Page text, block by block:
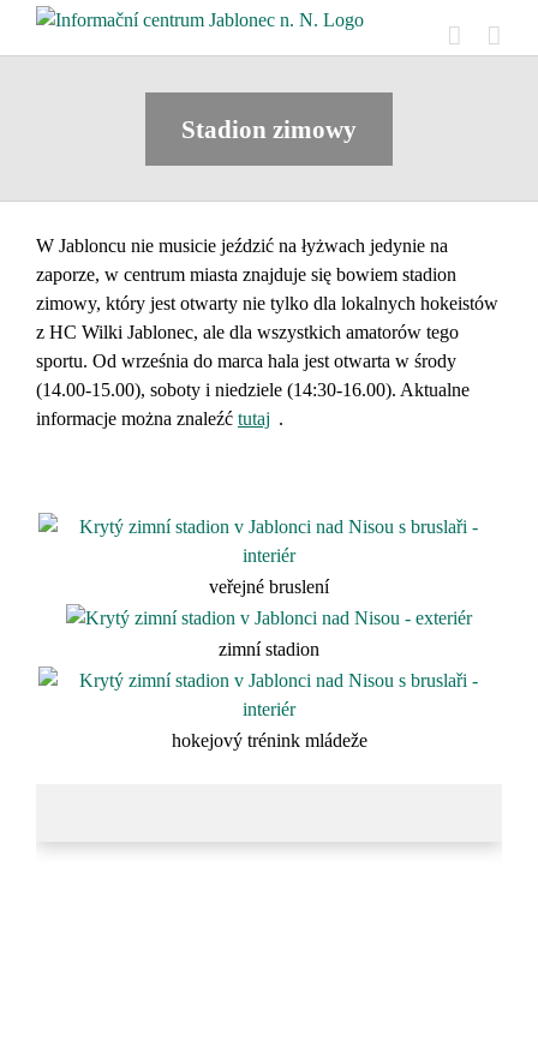
Stadion zimowy
W Jabloncu nie musicie jeździć na łyżwach jedynie na
zaporze, w centrum miasta znajduje się bowiem stadion
zimowy, który jest otwarty nie tylko dla lokalnych hokeistów
z HC Wilki Jablonec, ale dla wszystkich amatorów tego
sportu. Od września do marca hala jest otwarta w środy
(14.00-15.00), soboty i niedziele (14:30-16.00). Aktualne
informacje można znaleźć tutaj .
veřejné bruslení
zimní stadion
hokejový trénink mládeže